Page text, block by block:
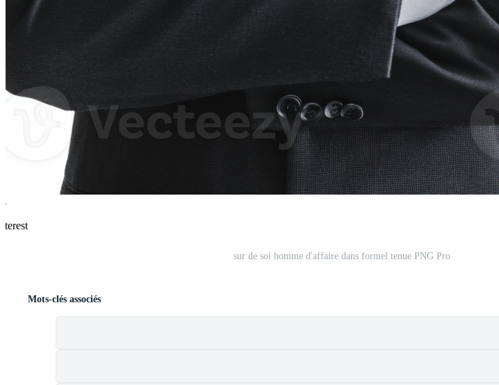
sur de soi homme d'affaire dans formel tenue PNG Pro
Mots-clés associés